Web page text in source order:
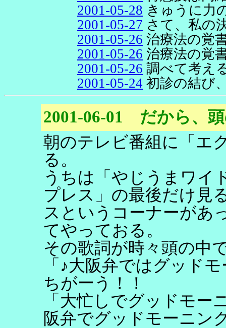
2001-05-28 きゅうに力
2001-05-27 さて、私の
2001-05-26 治療法の覚
2001-05-26 治療法の覚
2001-05-26 調べて考え
2001-05-24 初診の結び
2001-06-01 だから、
朝のテレビ番組に「エ
る。
うちは「やじうまワイ
プレス」の最後だけ見
スというコーナーがあ
てやっておる。
その歌詞が時々頭の中
「♪大阪弁ではグッド
ちがーう！！
「大忙しでグッドモー
阪弁でグッドモーニン